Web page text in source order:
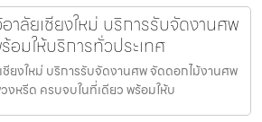
าลัยเชียงใหม่ บริการรับจัดงานศพ
อมให้บริการทั่วประเทศ
ชียงใหม่ บริการรับจัดงานศพ จัดดอกไม้งานศพ
งหรีด ครบจบในที่เดียว พร้อมให้บ